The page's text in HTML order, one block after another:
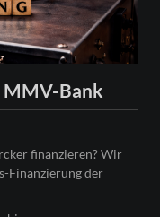
MMV-Bank
finanzieren? Wir
Finanzierung der